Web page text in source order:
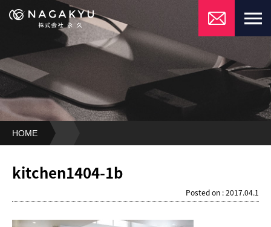
HOME
kitchen1404-1b
Posted on : 2017.04.1